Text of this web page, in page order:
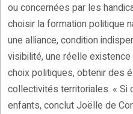
ou concernées par les
choisir la formation politique
une alliance, condition
visibilité, une réelle
choix politiques, obtenir des
collectivités territoriales. « Si
enfants, conclut Joëlle de